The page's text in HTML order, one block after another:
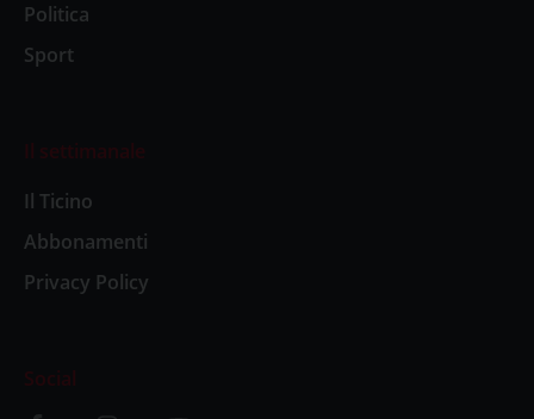
Politica
Sport
Il settimanale
Il Ticino
Abbonamenti
Privacy Policy
Social